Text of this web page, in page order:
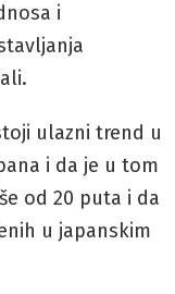
i
ulazni trend u
i da je u tom
od 20 puta i da
u japanskim